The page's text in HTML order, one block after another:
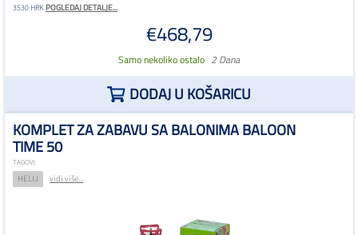
3530 HRKPOGLEDAJ DETALJE...
€468,79
Samo nekoliko ostalo 2 Dana
DODAJ U KOŠARICU
KOMPLET ZA ZABAVU SA BALONIMA BALOON
TIME 50
TAGOVI:
HELIJ vidi više...